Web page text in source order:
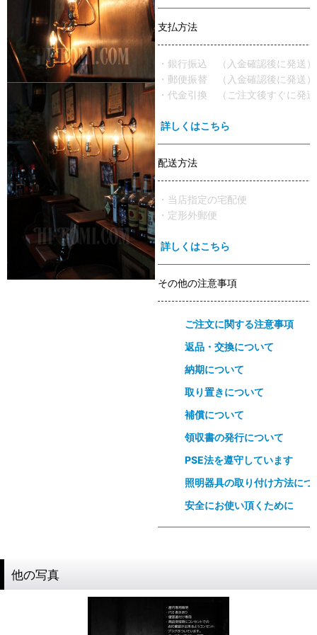
支払方法
・銀行振込 （入金確認後に発送）
・郵便振替 （入金確認後に発送）
・代金引換 （ご注文後すぐに発
詳しくはこちら
配送方法
・当店指定の宅配便
・定形外郵便
詳しくはこちら
その他の注意事項
ご注文に関する注意事項
返品・交換について
納期について
取り置きについて
補償について
領収書の発行について
PSE法を遵守しています
照明器具の取り付け方法につ
安全にお使い頂くために
他の写真